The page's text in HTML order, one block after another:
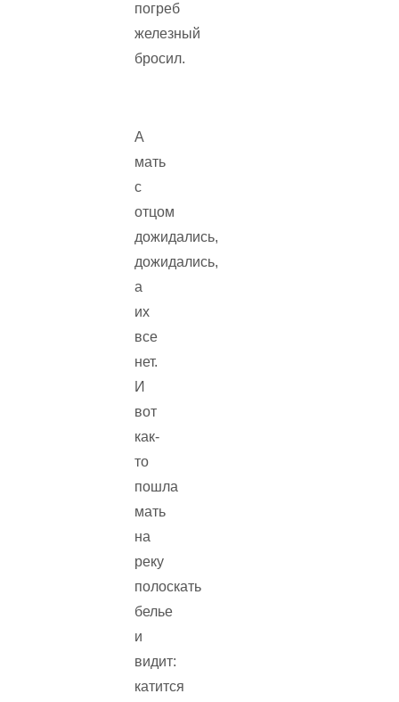
погреб
железный
бросил.
А
мать
с
отцом
дожидались,
дожидались,
а
их
все
нет.
И
вот
как-
то
пошла
мать
на
реку
полоскать
белье
и
видит:
катится